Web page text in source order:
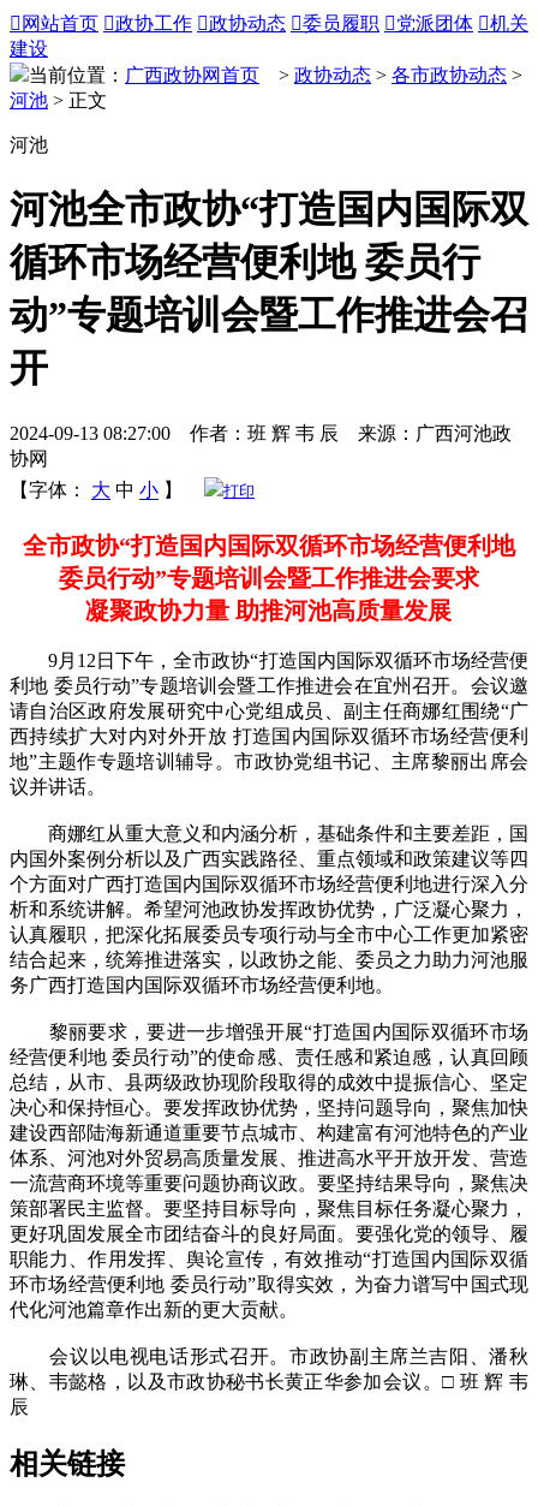
 网站首页 政协工作 政协动态 委员履职 党派团体 机关
建设
当前位置： 广西政协网首页 > 政协动态 > 各市政协动态 >
河池 > 正文
河池
河池全市政协“打造国内国际双
循环市场经营便利地 委员行
动”专题培训会暨工作推进会召
开
2024-09-13 08:27:00 作者：班 辉 韦 辰 来源：广西河池政
协网
【字体：
大 中 小 】 打印
全市政协“打造国内国际双循环市场经营便利地
委员行动”专题培训会暨工作推进会要求
凝聚政协力量 助推河池高质量发展
9月12日下午，全市政协“打造国内国际双循环市场经营便
利地 委员行动”专题培训会暨工作推进会在宜州召开。会议邀
请自治区政府发展研究中心党组成员、副主任商娜红围绕“广
西持续扩大对内对外开放 打造国内国际双循环市场经营便利
地”主题作专题培训辅导。市政协党组书记、主席黎丽出席会
议并讲话。
商娜红从重大意义和内涵分析，基础条件和主要差距，国
内国外案例分析以及广西实践路径、重点领域和政策建议等四
个方面对广西打造国内国际双循环市场经营便利地进行深入分
析和系统讲解。希望河池政协发挥政协优势，广泛凝心聚力，
认真履职，把深化拓展委员专项行动与全市中心工作更加紧密
结合起来，统筹推进落实，以政协之能、委员之力助力河池服
务广西打造国内国际双循环市场经营便利地。
黎丽要求，要进一步增强开展“打造国内国际双循环市场
经营便利地 委员行动”的使命感、责任感和紧迫感，认真回顾
总结，从市、县两级政协现阶段取得的成效中提振信心、坚定
决心和保持恒心。要发挥政协优势，坚持问题导向，聚焦加快
建设西部陆海新通道重要节点城市、构建富有河池特色的产业
体系、河池对外贸易高质量发展、推进高水平开放开发、营造
一流营商环境等重要问题协商议政。要坚持结果导向，聚焦决
策部署民主监督。要坚持目标导向，聚焦目标任务凝心聚力，
更好巩固发展全市团结奋斗的良好局面。要强化党的领导、履
职能力、作用发挥、舆论宣传，有效推动“打造国内国际双循
环市场经营便利地 委员行动”取得实效，为奋力谱写中国式现
代化河池篇章作出新的更大贡献。
会议以电视电话形式召开。市政协副主席兰吉阳、潘秋
琳、韦懿格，以及市政协秘书长黄正华参加会议。□ 班 辉 韦
辰
相关链接